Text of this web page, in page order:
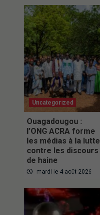
Uncategorized
Ouagadougou :
l’ONG ACRA forme
les médias à la lutte
contre les discours
de haine
mardi le 4 août 2026